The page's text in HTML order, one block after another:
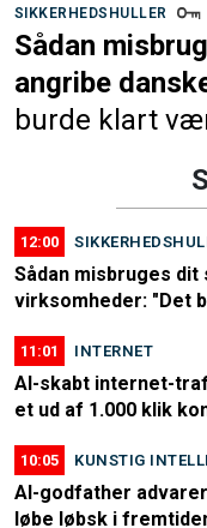
SIKKERHEDSHULLER
Sådan
angribe
burde klart
12:00
Sådan misbruges
virksomheder: "Det
11:01 INTERNET
AI-skabt internet-
et ud af 1.000 klik
10:05 KUNSTIG
AI-godfather
løbe løbsk i